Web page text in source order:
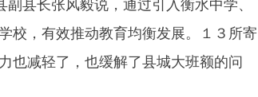
校，有效推动教育均衡发展。１３所寄
也减轻了，也缓解了县城大班额的问